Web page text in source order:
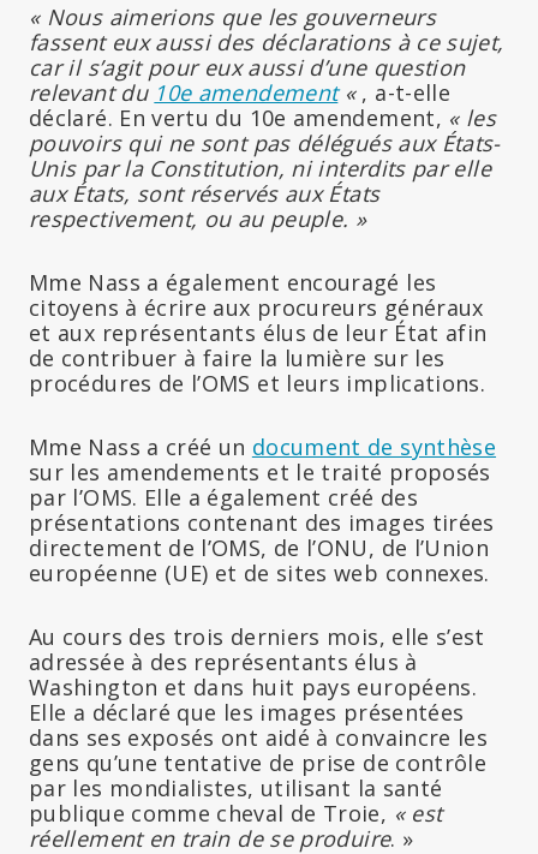
« Nous aimerions que les gouverneurs
fassent eux aussi des déclarations à ce sujet,
car il s’agit pour eux aussi d’une question
relevant du 10e amendement« , a-t-elle
déclaré. En vertu du 10e amendement, « les
pouvoirs qui ne sont pas délégués aux États-
Unis par la Constitution, ni interdits par elle
aux États, sont réservés aux États
respectivement, ou au peuple. »
Mme Nass a également encouragé les
citoyens à écrire aux procureurs généraux
et aux représentants élus de leur État afin
de contribuer à faire la lumière sur les
procédures de l’OMS et leurs implications.
Mme Nass a créé un document de synthèse
sur les amendements et le traité proposés
par l’OMS. Elle a également créé des
présentations contenant des images tirées
directement de l’OMS, de l’ONU, de l’Union
européenne (UE) et de sites web connexes.
Au cours des trois derniers mois, elle s’est
adressée à des représentants élus à
Washington et dans huit pays européens.
Elle a déclaré que les images présentées
dans ses exposés ont aidé à convaincre les
gens qu’une tentative de prise de contrôle
par les mondialistes, utilisant la santé
publique comme cheval de Troie, « est
réellement en train de se produire. »